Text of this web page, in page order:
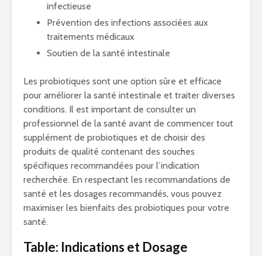
infectieuse
Prévention des infections associées aux
traitements médicaux
Soutien de la santé intestinale
Les probiotiques sont une option sûre et efficace
pour améliorer la santé intestinale et traiter diverses
conditions. Il est important de consulter un
professionnel de la santé avant de commencer tout
supplément de probiotiques et de choisir des
produits de qualité contenant des souches
spécifiques recommandées pour l’indication
recherchée. En respectant les recommandations de
santé et les dosages recommandés, vous pouvez
maximiser les bienfaits des probiotiques pour votre
santé.
Table: Indications et Dosage